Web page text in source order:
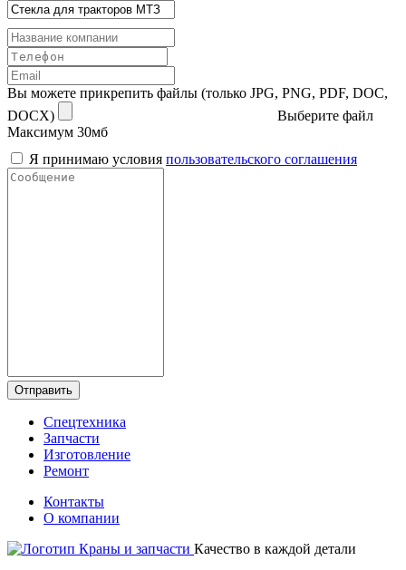
Вы можете прикрепить файлы (только JPG, PNG, PDF, DOC,
DOCX)
Выберите файл
Максимум 30мб
Я принимаю условия пользовательского соглашения
Отправить
Спецтехника
Запчасти
Изготовление
Ремонт
Контакты
О компании
Качество в каждой детали